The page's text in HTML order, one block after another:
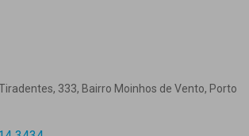
333, Bairro Moinhos de Vento, Porto